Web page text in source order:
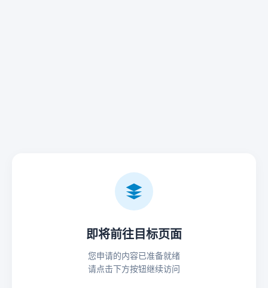
即将前往目标页面
您申请的内容已准备就绪
请点击下方按钮继续访问